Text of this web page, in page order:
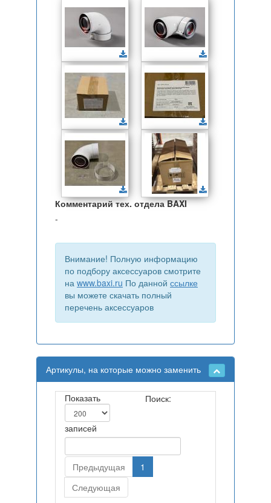
Комментарий тех. отдела BAXI
-
Внимание! Полную информацию
по подбору аксессуаров смотрите
на www.baxi.ru По данной ссылке
вы можете скачать полный
перечень аксессуаров
Артикулы, на которые можно заменить
Показать
записей
Поиск:
Предыдущая
1
Следующая